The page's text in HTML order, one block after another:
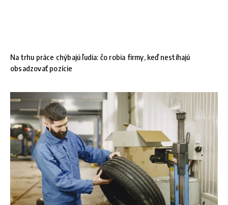
Na trhu práce chýbajú ľudia: čo robia firmy, keď nestíhajú
obsadzovať pozície